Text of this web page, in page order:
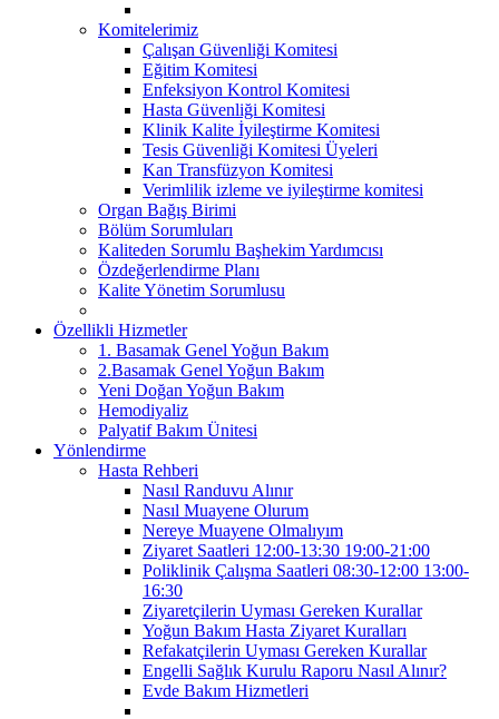
Komitelerimiz
Çalışan Güvenliği Komitesi
Eğitim Komitesi
Enfeksiyon Kontrol Komitesi
Hasta Güvenliği Komitesi
Klinik Kalite İyileştirme Komitesi
Tesis Güvenliği Komitesi Üyeleri
Kan Transfüzyon Komitesi
Verimlilik izleme ve iyileştirme komitesi
Organ Bağış Birimi
Bölüm Sorumluları
Kaliteden Sorumlu Başhekim Yardımcısı
Özdeğerlendirme Planı
Kalite Yönetim Sorumlusu
Özellikli Hizmetler
1. Basamak Genel Yoğun Bakım
2.Basamak Genel Yoğun Bakım
Yeni Doğan Yoğun Bakım
Hemodiyaliz
Palyatif Bakım Ünitesi
Yönlendirme
Hasta Rehberi
Nasıl Randuvu Alınır
Nasıl Muayene Olurum
Nereye Muayene Olmalıyım
Ziyaret Saatleri 12:00-13:30 19:00-21:00
Poliklinik Çalışma Saatleri 08:30-12:00 13:00-
16:30
Ziyaretçilerin Uyması Gereken Kurallar
Yoğun Bakım Hasta Ziyaret Kuralları
Refakatçilerin Uyması Gereken Kurallar
Engelli Sağlık Kurulu Raporu Nasıl Alınır?
Evde Bakım Hizmetleri